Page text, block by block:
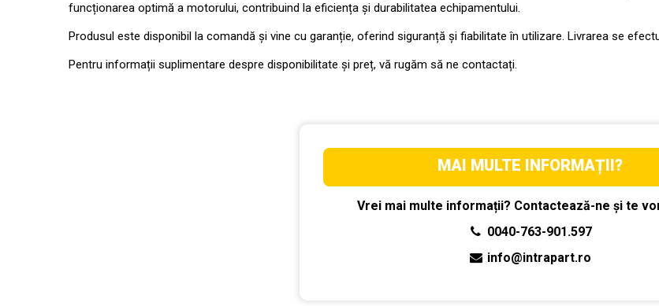
funcționarea optimă a motorului, contribuind la eficiența și durabilitatea echipamentului.
Produsul este disponibil la comandă și vine cu garanție, oferind siguranță și fiabilitate în utilizare. Livrarea se
Pentru informații suplimentare despre disponibilitate și preț, vă rugăm să ne contactați.
MAI MULTE INFORMAȚII?
Vrei mai multe informații? Contactează-ne și te
0040-763-901.597
info@intrapart.ro